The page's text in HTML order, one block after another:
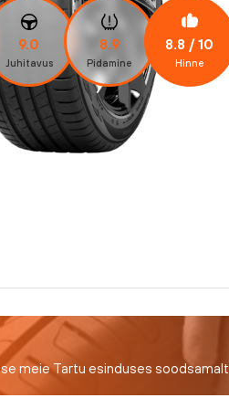
9.0
Juhitavus
8.9
Pidamine
8.8 / 10
Hinne
meie Tartu esinduses soodsamalt.